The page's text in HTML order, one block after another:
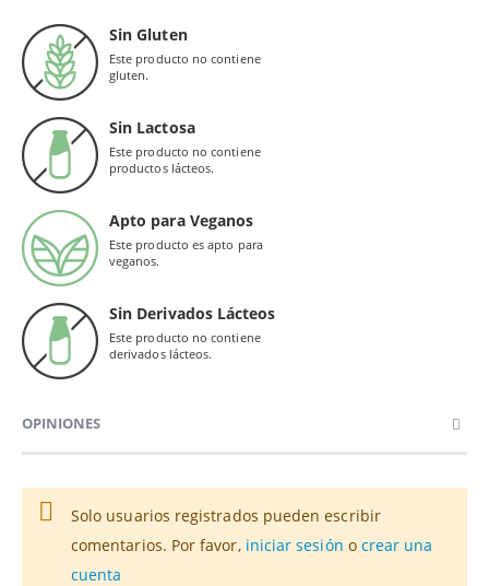
Sin Gluten
Este producto no contiene
gluten.
Sin Lactosa
Este producto no contiene
productos lácteos.
Apto para Veganos
Este producto es apto para
veganos.
Sin Derivados Lácteos
Este producto no contiene
derivados lácteos.
OPINIONES
Solo usuarios registrados pueden escribir
comentarios. Por favor, iniciar sesión o crear una
cuenta